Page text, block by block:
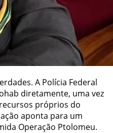
A Polícia Federal
diretamente, uma vez
próprios do
aponta para um
Operação Ptolomeu.